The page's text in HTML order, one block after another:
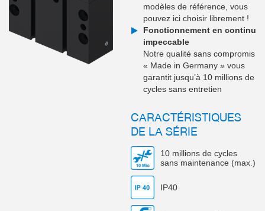
modèles de référence, vous
pouvez ici choisir librement !
Fonctionnement en continu
impeccable
Notre qualité sans compromis
« Made in Germany » vous
garantit jusqu’à 10 millions de
cycles sans entretien
CARACTÉRISTIQUES
DE LA SÉRIE
10 millions de cycles
sans maintenance (max.)
IP40